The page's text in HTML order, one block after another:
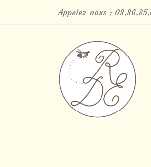
Appelez-nous :